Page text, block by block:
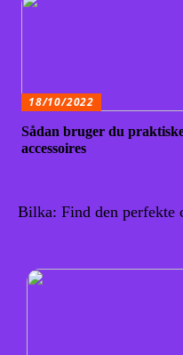
18/10/2022
Sådan bruger du
accessoires
Bilka: Find den perfekte